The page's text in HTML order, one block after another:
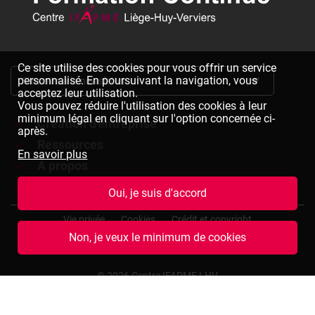
Ce site utilise des cookies pour vous offrir un service
personnalisé. En poursuivant la navigation, vous
acceptez leur utilisation.
Vous pouvez réduire l'utilisation des cookies à leur
minimum légal en cliquant sur l'option concernée ci-
après.
En savoir plus
Oui, je suis d'accord
Non, je veux le minimum de cookies
S'inscrire à la newsletter
Création d'entreprise
Formations à la création d'entreprise
Chèques formation à la création d'entreprise
Bulletin d'inscription à télécharger
Le centre IFAPME Liège-Huy-Verviers
Nos missions et valeurs
Devenir formateur
Rejoindre notre équipe
Consulter des offres d'emplois
Pied
(termes
Vie privée Cookies Crédit et copyright
© 2026 Centre IFAPME LHV